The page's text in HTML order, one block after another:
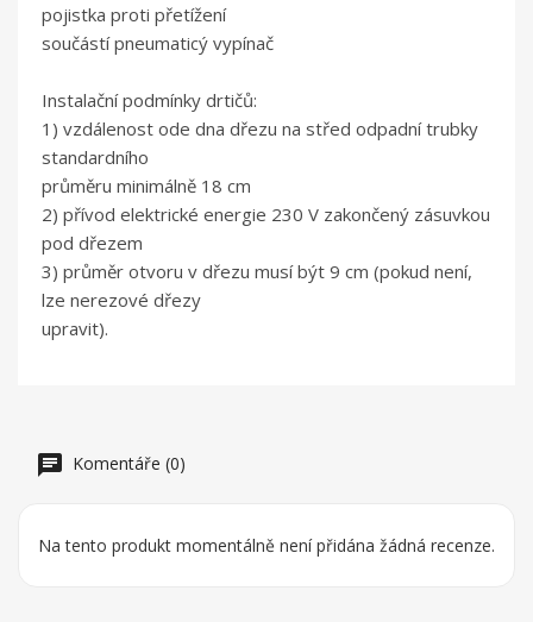
pojistka proti přetížení
součástí pneumaticý vypínač
Instalační podmínky drtičů:
1) vzdálenost ode dna dřezu na střed odpadní trubky
standardního
průměru minimálně 18 cm
2) přívod elektrické energie 230 V zakončený zásuvkou
pod dřezem
3) průměr otvoru v dřezu musí být 9 cm (pokud není,
lze nerezové dřezy
upravit).
Komentáře (0)
Na tento produkt momentálně není přidána žádná recenze.